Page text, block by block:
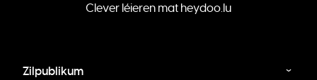
Clever léieren mat heydoo.lu
Zilpublikum